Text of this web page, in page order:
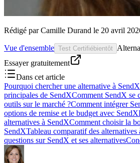
Rédigé par Camille Durand le 20 avril
Vue d'ensemble Test Certifiébientôt
Essayer gratuitement
Dans cet article
Pourquoi chercher une alternative à
principales de SendXComment SendX se
outils sur le marché ?Comment intégrer
options de remise et le budget avec SendX
alternatives à SendXComment choisir la
SendXTableau comparatif des alternatives
questions sur SendX et ses alternatives